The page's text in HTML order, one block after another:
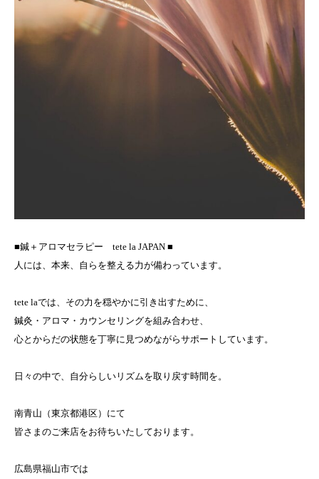
■鍼＋アロマセラピー tete la JAPAN ■
人には、本来、自らを整える力が備わっています。
tete laでは、その力を穏やかに引き出すために、
鍼灸・アロマ・カウンセリングを組み合わせ、
心とからだの状態を丁寧に見つめながらサポートしています。
日々の中で、自分らしいリズムを取り戻す時間を。
南青山（東京都港区）にて
皆さまのご来店をお待ちいたしております。
広島県福山市では